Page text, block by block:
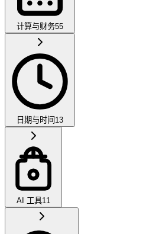
计算与财务55
日期与时间 13
AI 工具11